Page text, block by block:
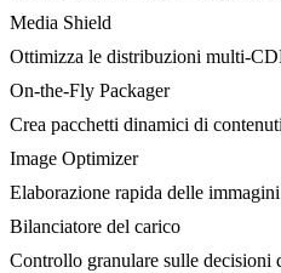
Media Shield
Ottimizza le distribuzioni multi-
On-the-Fly Packager
Crea pacchetti dinamici di
Image Optimizer
Elaborazione rapida delle
Bilanciatore del carico
Controllo granulare sulle decisioni